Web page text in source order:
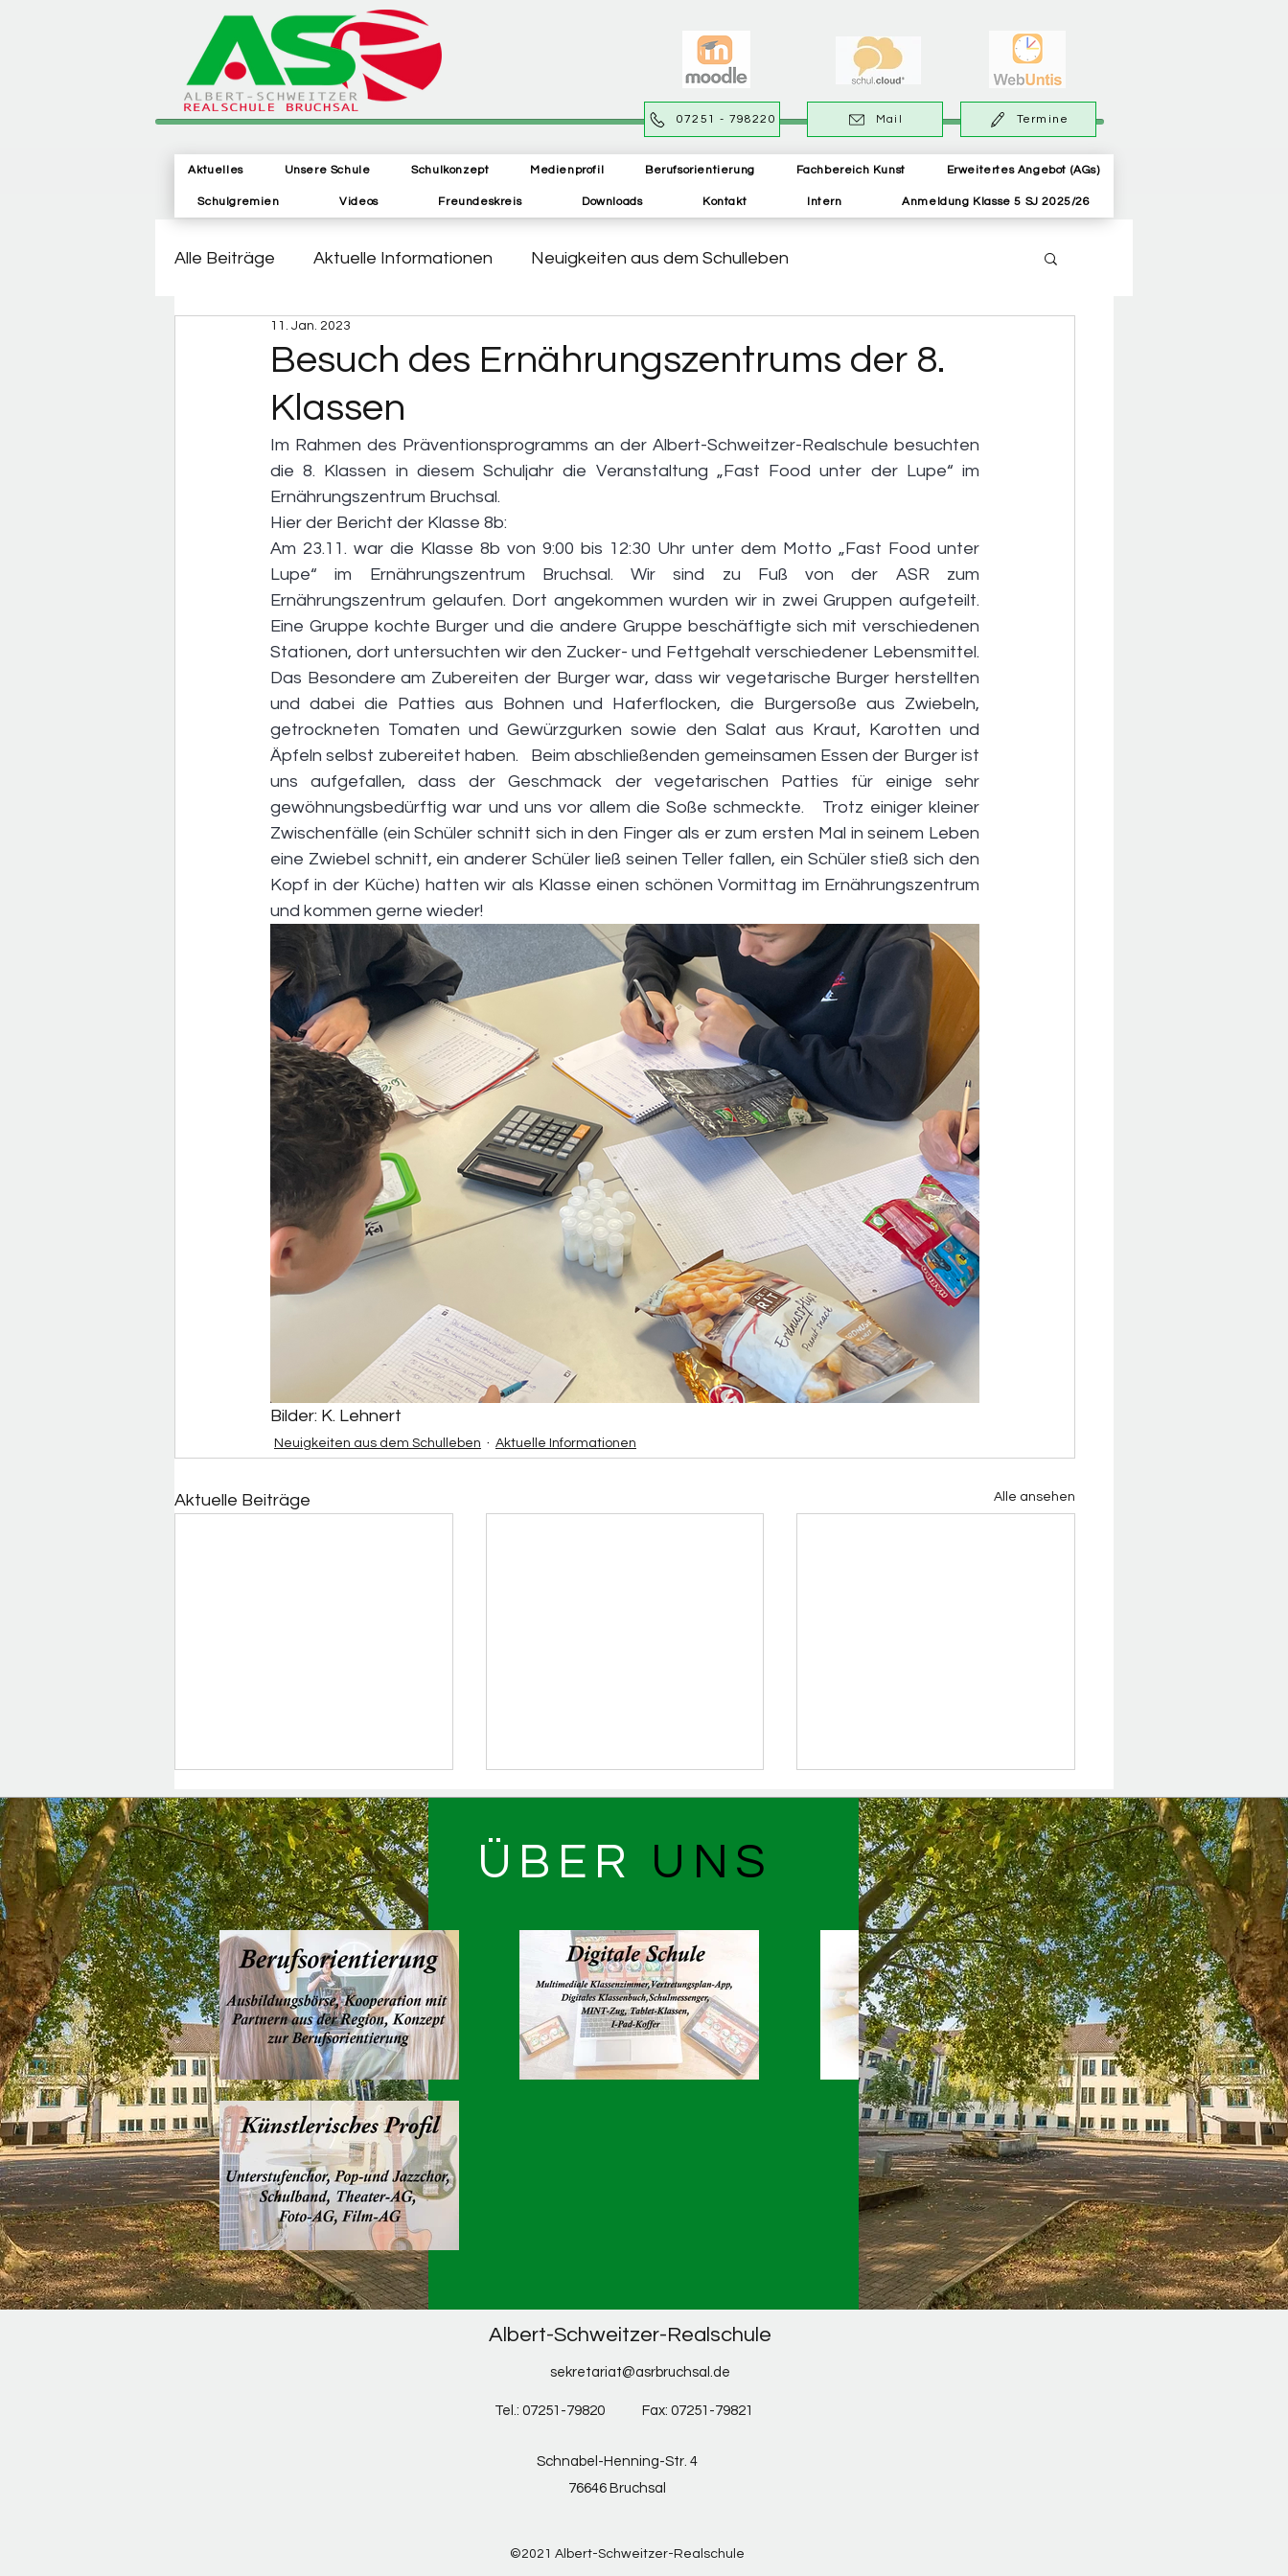
Termine
07251 - 798220 Mail
Aktuelles Unsere Schule Schulkonzept Medienprofil Berufsorientierung Fachbereich Kunst Erweitertes Angebot (AGs)
Schulgremien Videos Freundeskreis Downloads Kontakt Intern Anmeldung Klasse 5 SJ 2025/26
Alle Beiträge Aktuelle Informationen Neuigkeiten aus dem Schulleben
Besuch des Ernährungszentrums der 8.
Klassen
11. Jan. 2023
Im Rahmen des Präventionsprogramms an der Albert-Schweitzer-Realschule besuchten
die 8. Klassen in diesem Schuljahr die Veranstaltung „Fast Food unter der Lupe“ im
Ernährungszentrum Bruchsal.
Hier der Bericht der Klasse 8b:
Am 23.11. war die Klasse 8b von 9:00 bis 12:30 Uhr unter dem Motto „Fast Food unter
Lupe“ im Ernährungszentrum Bruchsal. Wir sind zu Fuß von der ASR zum
Ernährungszentrum gelaufen. Dort angekommen wurden wir in zwei Gruppen aufgeteilt.
Eine Gruppe kochte Burger und die andere Gruppe beschäftigte sich mit verschiedenen
Stationen, dort untersuchten wir den Zucker- und Fettgehalt verschiedener Lebensmittel.
Das Besondere am Zubereiten der Burger war, dass wir vegetarische Burger herstellten
und dabei die Patties aus Bohnen und Haferflocken, die Burgersoße aus Zwiebeln,
getrockneten Tomaten und Gewürzgurken sowie den Salat aus Kraut, Karotten und
Äpfeln selbst zubereitet haben.   Beim abschließenden gemeinsamen Essen der Burger ist
uns aufgefallen, dass der Geschmack der vegetarischen Patties für einige sehr
gewöhnungsbedürftig war und uns vor allem die Soße schmeckte.   Trotz einiger kleiner
Zwischenfälle (ein Schüler schnitt sich in den Finger als er zum ersten Mal in seinem Leben
eine Zwiebel schnitt, ein anderer Schüler ließ seinen Teller fallen, ein Schüler stieß sich den
Kopf in der Küche) hatten wir als Klasse einen schönen Vormittag im Ernährungszentrum
und kommen gerne wieder!
Bilder: K. Lehnert
Neuigkeiten aus dem Schulleben Aktuelle Informationen
Aktuelle Beiträge Alle ansehen
Erholsame Sommerferien!
Lernen durch Engagement –
Die AES-Gruppe der Klasse
7e im Seniorenheim
ÜBER UNS
Albert-Schweitzer-Realschule
sekretariat@asrbruchsal.de
Tel.: 07251-79820 Fax: 07251-79821
Schnabel-Henning-Str. 4
76646 Bruchsal
©2021 Albert-Schweitzer-Realschule